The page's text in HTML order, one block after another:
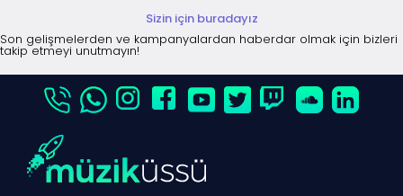
Sizin için buradayız
Son gelişmelerden ve kampanyalardan haberdar olmak için bizleri
takip etmeyi unutmayın!